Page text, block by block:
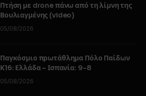
Πτήση με drone πάνω από τη λίμνη της
Βουλιαγμένης (video)
05/08/2026
Παγκόσμιο πρωτάθλημα Πόλο Παίδων
Κ16: Ελλάδα – Ισπανία: 9-8
05/08/2026